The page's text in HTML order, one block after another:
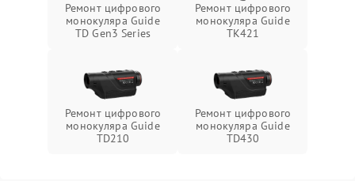
Ремонт цифрового
монокуляра Guide
TD Gen3 Series
Ремонт цифрового
монокуляра Guide
TK421
Ремонт цифрового
монокуляра Guide
TD210
Ремонт цифрового
монокуляра Guide
TD430